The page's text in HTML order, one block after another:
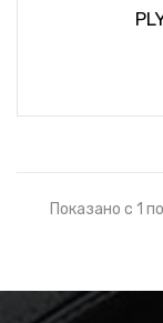
Показано с 1